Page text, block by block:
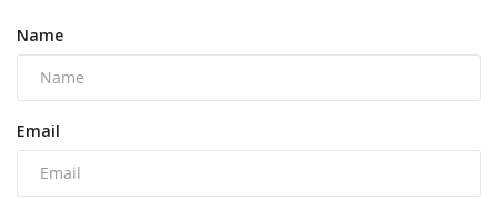
Name
Email